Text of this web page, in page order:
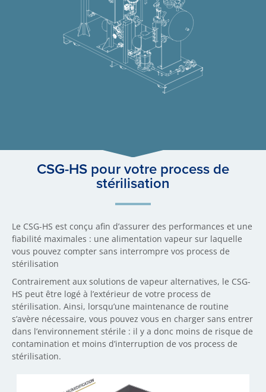
CSG-HS pour votre process de
stérilisation
Le CSG-HS est conçu afin d’assurer des performances et une
fiabilité maximales : une alimentation vapeur sur laquelle
vous pouvez compter sans interrompre vos process de
stérilisation
Contrairement aux solutions de vapeur alternatives, le CSG-
HS peut être logé à l’extérieur de votre process de
stérilisation. Ainsi, lorsqu’une maintenance de routine
s’avère nécessaire, vous pouvez vous en charger sans entrer
dans l’environnement stérile : il y a donc moins de risque de
contamination et moins d’interruption de vos process de
stérilisation.